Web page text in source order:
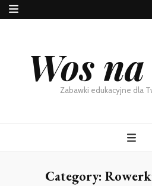
Wos
Zabawki edukacyjne dla
Category: